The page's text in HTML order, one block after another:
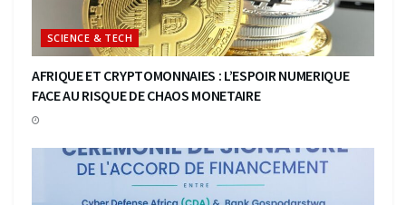
SCIENCE & TECH
AFRIQUE ET CRYPTOMONNAIES : L’ESPOIR NUMERIQUE
FACE AU RISQUE DE CHAOS MONETAIRE